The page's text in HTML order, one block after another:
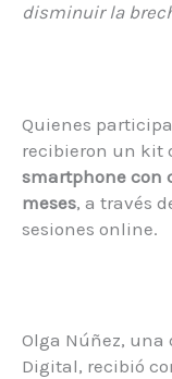
disminuir la
Quienes
recibieron un kit
smartphone con
meses, a través
sesiones online.
Olga Núñez, una
Digital, recibió